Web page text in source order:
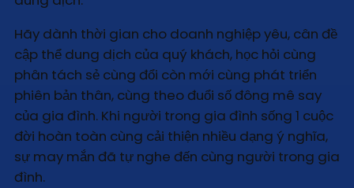
Hãy dành thời gian cho doanh nghiệp yêu, cân đề
cập thể dung dịch của quý khách, học hỏi cùng
phân tách sẻ cùng đổi còn mới cùng phát triển
phiên bản thân, cùng theo đuổi số đông mê say
của gia đình. Khi người trong gia đình sống 1 cuộc
đời hoàn toàn cùng cải thiện nhiều dạng ý nghĩa,
sự may mắn đã tự nghe đến cùng người trong gia
đình.